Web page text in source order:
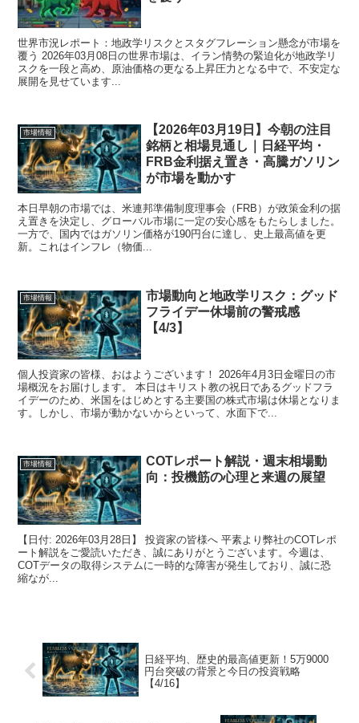
世界市況レポート：地政学リスクとスタグフレーション懸念が市場を
覆う 2026年03月08日の世界市場は、イラン情勢の緊迫化が地政学リ
スクを一段と高め、原油価格の更なる上昇圧力となる中で、不安定な
展開を見せています...
市場情報
【2026年03月19日】今朝の注目
銘柄と相場見通し｜日経平均・
FRB金利据え置き・高騰ガソリン
が市場を動かす
本日早朝の市場では、米連邦準備制度理事会（FRB）が政策金利の据
え置きを決定し、グローバル市場に一定の安心感をもたらしました。
一方で、国内ではガソリン価格が190円台に達し、史上最高値を更
新。これはインフレ（物価...
市場情報
市場動向と地政学リスク：グッド
フライデー休場前の警戒感
【4/3】
個人投資家の皆様、おはようございます！ 2026年4月3日金曜日の市
場概況をお届けします。 本日はキリスト教の祝日であるグッドフラ
イデーのため、米国をはじめとする主要国の株式市場は休場となりま
す。しかし、市場が動かないからといって、水面下で...
市場情報
COTレポート解説・週末相場動
向：投機筋の心理と来週の展望
【日付: 2026年03月28日】 投資家の皆様へ 平素より弊社のCOTレポ
ート解説をご愛読いただき、誠にありがとうございます。今週は、
COTデータの取得システムに一時的な障害が発生しており、誠に恐
縮なが...
日経平均、歴史的最高値更新！5万9000
円台突破の背景と今日の投資戦略
【4/16】